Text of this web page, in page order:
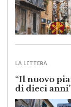
LA LETTERA
“Il nuovo
di dieci